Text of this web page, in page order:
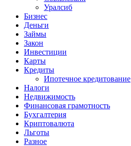
Уралсиб
Бизнес
Деньги
Займы
Закон
Инвестиции
Карты
Кредиты
Ипотечное кредитование
Налоги
Недвижимость
Финансовая грамотность
Бухгалтерия
Криптовалюта
Льготы
Разное